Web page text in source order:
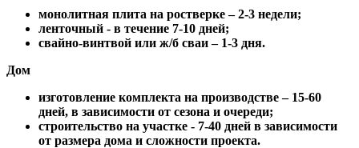
монолитная плита на ростверке – 2-3 недели;
ленточный - в течение 7-10 дней;
свайно-винтвой или ж/б сваи – 1-3 дня.
Дом
изготовление комплекта на производстве – 15-60
дней, в зависимости от сезона и очереди;
строительство на участке - 7-40 дней в зависимости
от размера дома и сложности проекта.